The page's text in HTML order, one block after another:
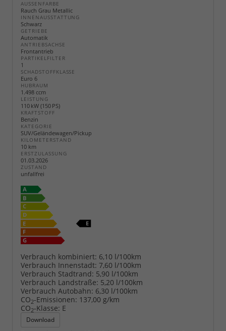
AUSSENFARBE
Rauch Grau Metallic
INNENAUSSTATTUNG
Schwarz
GETRIEBE
Automatik
ANTRIEBSACHSE
Frontantrieb
PARTIKELFILTER
1
SCHADSTOFFKLASSE
Euro 6
HUBRAUM
1.498 ccm
LEISTUNG
110 kW (150 PS)
KRAFTSTOFF
Benzin
KATEGORIE
SUV/Geländewagen/Pickup
KILOMETERSTAND
10 km
ERSTZULASSUNG
01.03.2026
ZUSTAND
unfallfrei
Verbrauch kombiniert: 6,10 l/100km
Verbrauch Innenstadt: 7,60 l/100km
Verbrauch Stadtrand: 5,90 l/100km
Verbrauch Landstraße: 5,20 l/100km
Verbrauch Autobahn: 6,30 l/100km
CO2-Emissionen: 137,00 g/km
CO2-Klasse: E
Download